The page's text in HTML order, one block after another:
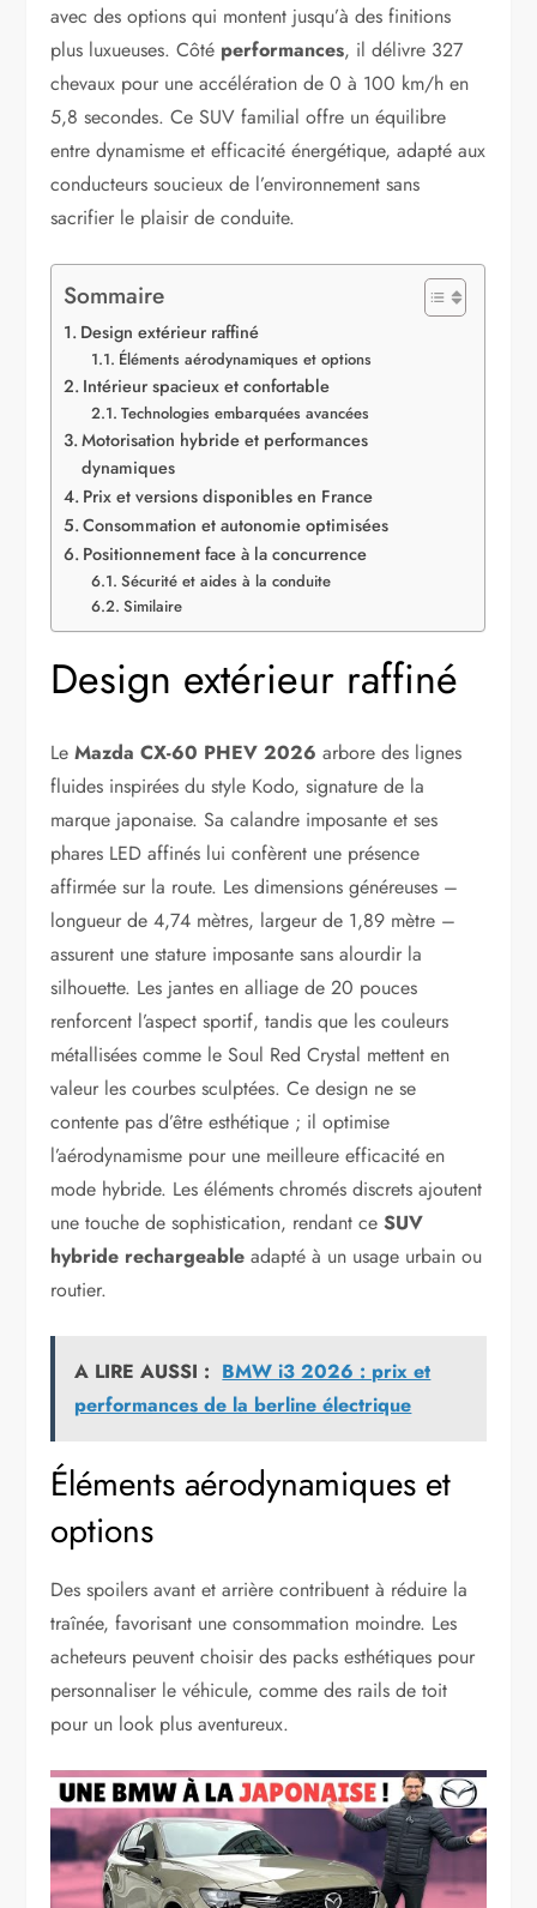
avec des options qui montent jusqu’à des finitions
plus luxueuses. Côté performances, il délivre 327
chevaux pour une accélération de 0 à 100 km/h en
5,8 secondes. Ce SUV familial offre un équilibre
entre dynamisme et efficacité énergétique, adapté aux
conducteurs soucieux de l’environnement sans
sacrifier le plaisir de conduite.
Sommaire
Design extérieur raffiné
Éléments aérodynamiques et options
Intérieur spacieux et confortable
Technologies embarquées avancées
Motorisation hybride et performances
dynamiques
Prix et versions disponibles en France
Consommation et autonomie optimisées
Positionnement face à la concurrence
Sécurité et aides à la conduite
Similaire
Design extérieur raffiné
LeMazda CX-60 PHEV 2026 arbore des lignes
fluides inspirées du style Kodo, signature de la
marque japonaise. Sa calandre imposante et ses
phares LED affinés lui confèrent une présence
affirmée sur la route. Les dimensions généreuses –
longueur de 4,74 mètres, largeur de 1,89 mètre –
assurent une stature imposante sans alourdir la
silhouette. Les jantes en alliage de 20 pouces
renforcent l’aspect sportif, tandis que les couleurs
métallisées comme le Soul Red Crystal mettent en
valeur les courbes sculptées. Ce design ne se
contente pas d’être esthétique ; il optimise
l’aérodynamisme pour une meilleure efficacité en
mode hybride. Les éléments chromés discrets ajoutent
une touche de sophistication, rendant ceSUV
hybride rechargeable adapté à un usage urbain ou
routier.
A LIRE AUSSI : BMW i3 2026 : prix et
performances de la berline électrique
Éléments aérodynamiques et
options
Des spoilers avant et arrière contribuent à réduire la
traînée, favorisant une consommation moindre. Les
acheteurs peuvent choisir des packs esthétiques pour
personnaliser le véhicule, comme des rails de toit
pour un look plus aventureux.